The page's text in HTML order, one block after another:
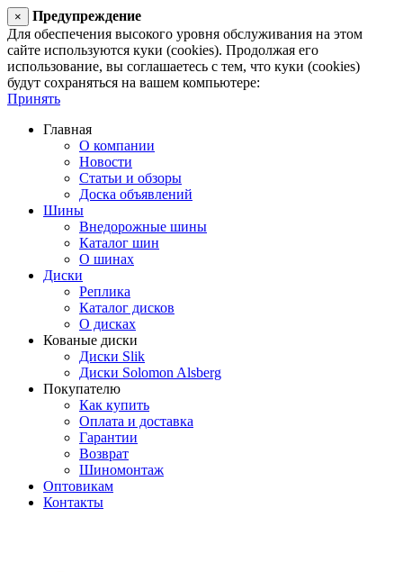
×
Предупреждение
Для обеспечения высокого уровня обслуживания на этом
сайте используются куки (cookies). Продолжая его
использование, вы соглашаетесь с тем, что куки (cookies)
будут сохраняться на вашем компьютере:
Принять
Главная
О компании
Новости
Статьи и обзоры
Доска объявлений
Шины
Внедорожные шины
Каталог шин
О шинах
Диски
Реплика
Каталог дисков
О дисках
Кованые диски
Диски Slik
Диски Solomon Alsberg
Покупателю
Как купить
Оплата и доставка
Гарантии
Возврат
Шиномонтаж
Оптовикам
Контакты